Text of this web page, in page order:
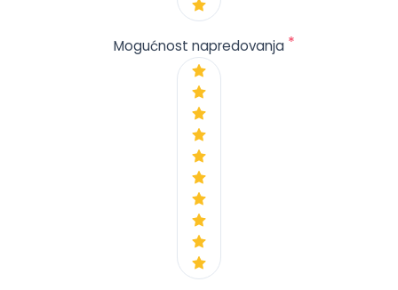
Mogućnost napredovanja *